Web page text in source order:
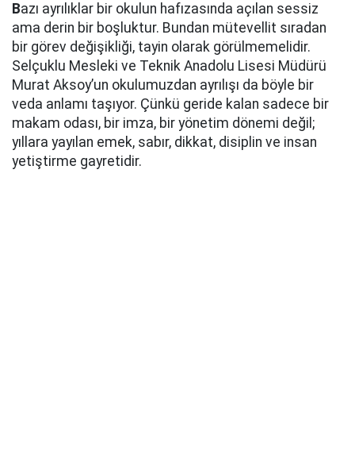
Bazı ayrılıklar bir okulun hafızasında açılan sessiz
ama derin bir boşluktur. Bundan mütevellit sıradan
bir görev değişikliği, tayin olarak görülmemelidir.
Selçuklu Mesleki ve Teknik Anadolu Lisesi Müdürü
Murat Aksoy’un okulumuzdan ayrılışı da böyle bir
veda anlamı taşıyor. Çünkü geride kalan sadece bir
makam odası, bir imza, bir yönetim dönemi değil;
yıllara yayılan emek, sabır, dikkat, disiplin ve insan
yetiştirme gayretidir.